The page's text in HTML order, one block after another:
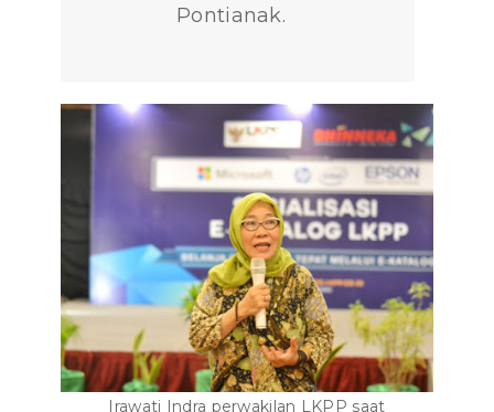
Pontianak.
Irawati Indra perwakilan LKPP saat